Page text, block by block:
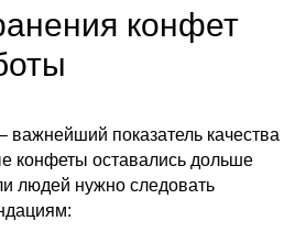
конфет
важнейший показатель качества
конфеты оставались дольше
людей нужно следовать